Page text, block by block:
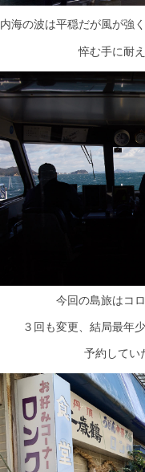
内海の波は平穏だが風が強
悴む手に耐
今回の島旅はコ
３回も変更、結局最年
予約してい